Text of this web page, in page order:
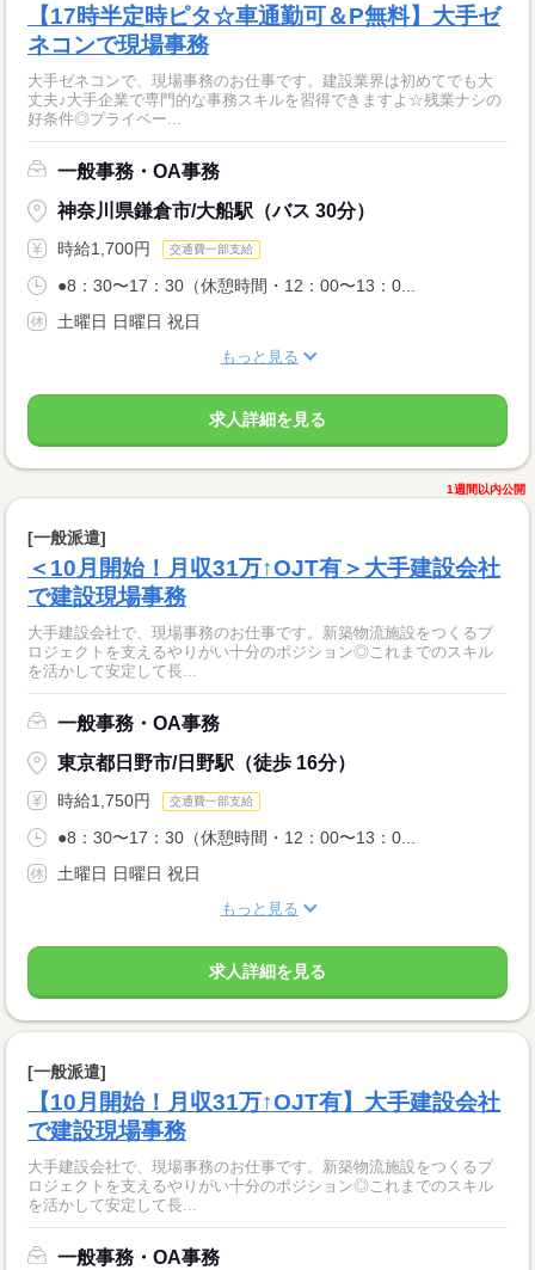
【17時半定時ピタ☆車通勤可＆P無料】大手ゼ
ネコンで現場事務
大手ゼネコンで、現場事務のお仕事です。建設業界は初めてでも大
丈夫♪大手企業で専門的な事務スキルを習得できますよ☆残業ナシの
好条件◎プライベー...
一般事務・OA事務
神奈川県鎌倉市/大船駅（バス 30分）
時給1,700円 交通費一部支給
●8：30〜17：30（休憩時間・12：00〜13：0...
土曜日 日曜日 祝日
もっと見る
求人詳細を見る
1週間以内公開
[一般派遣]
＜10月開始！月収31万↑OJT有＞大手建設会社
で建設現場事務
大手建設会社で、現場事務のお仕事です。新築物流施設をつくるプ
ロジェクトを支えるやりがい十分のポジション◎これまでのスキル
を活かして安定して長...
一般事務・OA事務
東京都日野市/日野駅（徒歩 16分）
時給1,750円 交通費一部支給
●8：30〜17：30（休憩時間・12：00〜13：0...
土曜日 日曜日 祝日
もっと見る
求人詳細を見る
[一般派遣]
【10月開始！月収31万↑OJT有】大手建設会社
で建設現場事務
大手建設会社で、現場事務のお仕事です。新築物流施設をつくるプ
ロジェクトを支えるやりがい十分のポジション◎これまでのスキル
を活かして安定して長...
一般事務・OA事務